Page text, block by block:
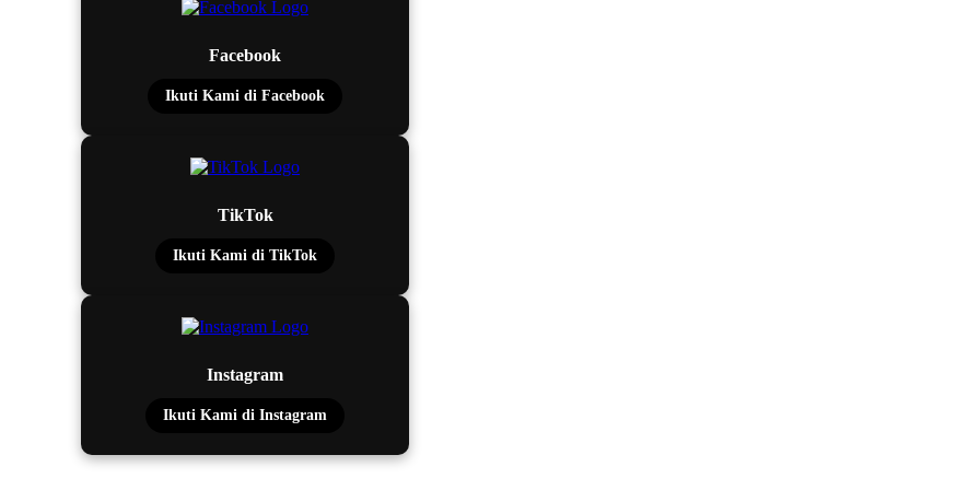
Facebook
Ikuti Kami di Facebook
TikTok
Ikuti Kami di TikTok
Instagram
Ikuti Kami di Instagram